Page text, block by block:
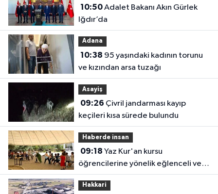
10:50Adalet Bakanı Akın Gürlek
Iğdır’da
Adana
10:38
ve kızından arsa tuzağı
Asayiş
09:26
keçileri kısa sürede bulundu
Haberde insan
09:18
öğrencilerine yönelik eğlenceli ve
eğitici etkinlik
Hakkari